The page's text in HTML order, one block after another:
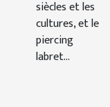
inférieurs
siècles et les
cultures, et le
piercing
labret...